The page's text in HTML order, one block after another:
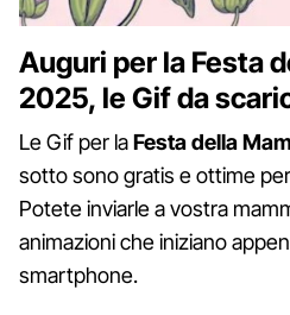
Auguri per la Festa
2025, le Gif da
Le Gif per laFesta della
sotto sono gratis e ottime
Potete inviarle a vostra
animazioni che iniziano
smartphone.